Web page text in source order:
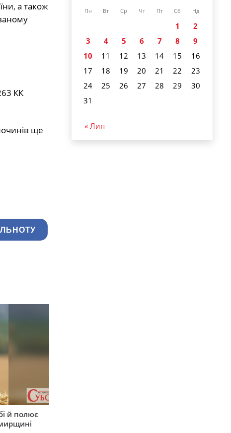
а також
КК
ще
й полює
Пн Вт Ср Чт Пт Сб Нд
1
2
3
4 5 6 7 8
9
10
11 12 13 14 15
16
17
18 19 20 21 22
23
24
25 26 27 28 29
30
31
« Лип